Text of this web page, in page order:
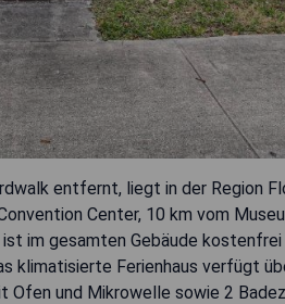
entfernt, liegt in der Region
Center, 10 km vom
im gesamten Gebäude
klimatisierte Ferienhaus verfügt
und Mikrowelle sowie 2